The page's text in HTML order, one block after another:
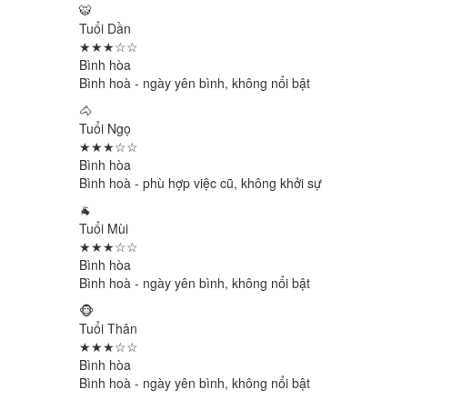
🐯
Tuổi Dần
★★★☆☆
Bình hòa
Bình hoà - ngày yên bình, không nổi bật
🐴
Tuổi Ngọ
★★★☆☆
Bình hòa
Bình hoà - phù hợp việc cũ, không khởi sự
🐐
Tuổi Mùi
★★★☆☆
Bình hòa
Bình hoà - ngày yên bình, không nổi bật
🐵
Tuổi Thân
★★★☆☆
Bình hòa
Bình hoà - ngày yên bình, không nổi bật